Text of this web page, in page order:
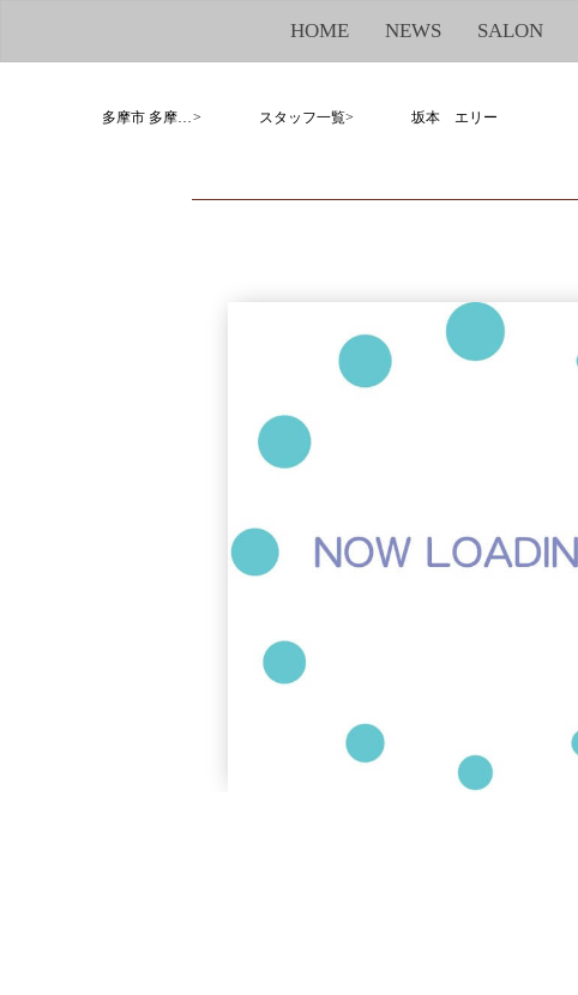
HOME NEWS SALON
SKIP TO CONTENT
多摩市 多摩センター 京王堀之内 若葉台 美容室 サエラデモード Caetla des modes> スタッフ一覧> 坂本 エリー